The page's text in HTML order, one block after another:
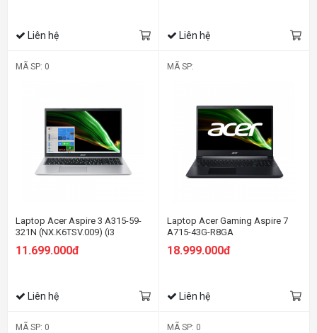
Liên hệ Liên hệ
MÃ SP: 0
Laptop Acer Aspire 3 A315-59-
321N (NX.K6TSV.009) (i3
SSD/15.6 inch FHD/Win 11/Bạc)
11.699.000đ
Liên hệ
MÃ SP:
Laptop Acer Gaming Aspire 7
A715-43G-R8GA
RAM/512GB SSD/15.6 inch FHD
18.999.000đ
Liên hệ
MÃ SP: 0 MÃ SP: 0